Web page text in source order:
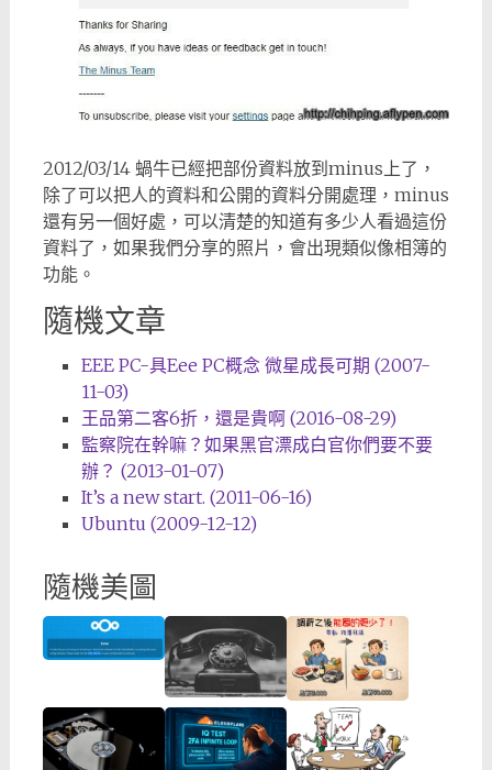
2012/03/14 蝸牛已經把部份資料放到minus上了，
除了可以把人的資料和公開的資料分開處理，minus
還有另一個好處，可以清楚的知道有多少人看過這份
資料了，如果我們分享的照片，會出現類似像相簿的
功能。
隨機文章
EEE PC-具Eee PC概念 微星成長可期 (2007-
11-03)
王品第二客6折，還是貴啊 (2016-08-29)
監察院在幹嘛？如果黑官漂成白官你們要不要
辦？ (2013-01-07)
It’s a new start. (2011-06-16)
Ubuntu (2009-12-12)
隨機美圖